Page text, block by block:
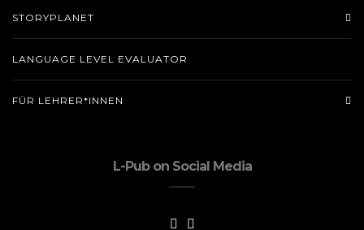
STORYPLANET
LANGUAGE LEVEL EVALUATOR
FÜR LEHRER*INNEN
L-Pub on Social Media